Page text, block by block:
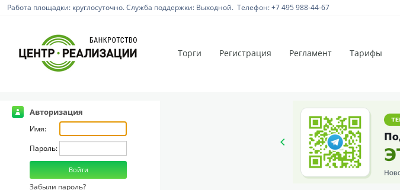
Работа площадки: круглосуточно. Служба поддержки: Выходной. Телефон: +7 495 988-44-67
Торги Регистрация Регламент Тарифы
Авторизация
Имя:
Пароль:
Забыли пароль?